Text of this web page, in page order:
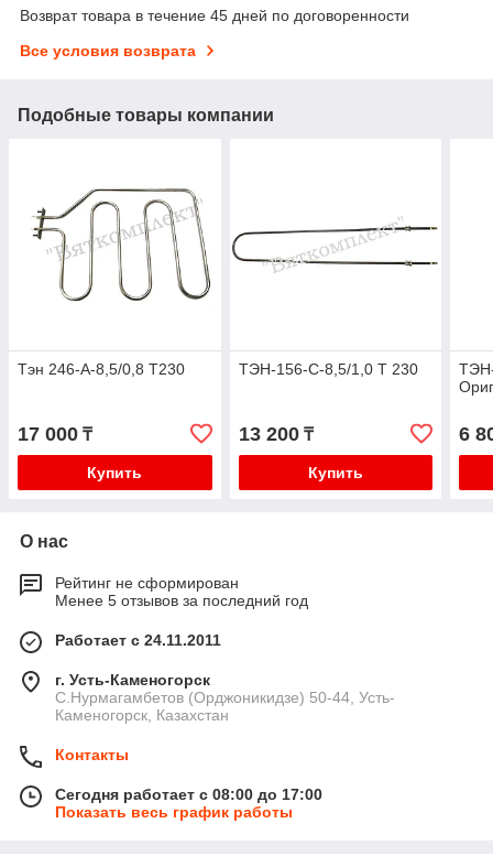
Возврат товара в течение 45 дней по договоренности
Все условия возврата
Подобные товары компании
Тэн 246-А-8,5/0,8 Т230
17 000 ₸
Купить
ТЭН-156-С-8,5/1,0 Т 230
13 200₸
Купить
6
О нас
Рейтинг не сформирован
Менее 5 отзывов за последний год
Работает с 24.11.2011
г. Усть-Каменогорск
С.Нурмагамбетов (Орджоникидзе) 50-44, Усть-
Каменогорск, Казахстан
Контакты
Сегодня работает с 08:00 до 17:00
Показать весь график работы